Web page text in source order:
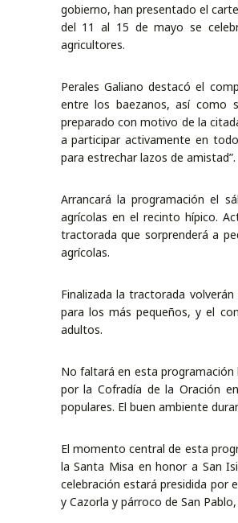
gobierno, han presentado el
del 11 al 15 de mayo se
agricultores.
Perales Galiano destacó el
entre los baezanos, así como
preparado con motivo de la
a participar activamente en
para estrechar lazos de amistad”.
Arrancará la programación el
agrícolas en el recinto hípico.
tractorada que sorprenderá a
agrícolas.
Finalizada la tractorada
para los más pequeños, y el
adultos.
No faltará en esta programación
por la Cofradía de la Oración
populares. El buen ambiente
El momento central de esta
la Santa Misa en honor a San
celebración estará presidida por
y Cazorla y párroco de San